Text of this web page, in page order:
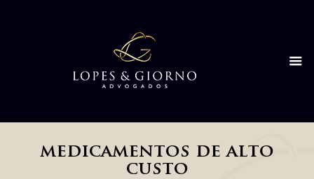
medicamentos de alto
custo